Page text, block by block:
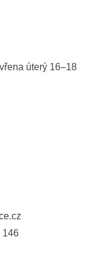
úterý 16–18
146